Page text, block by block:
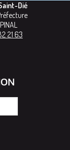
Dié
21 63